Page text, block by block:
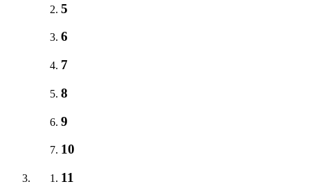
5
6
7
8
9
10
11